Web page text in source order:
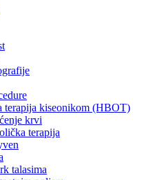
terapija kiseonikom (HBOT)
krvi
terapija
talasima